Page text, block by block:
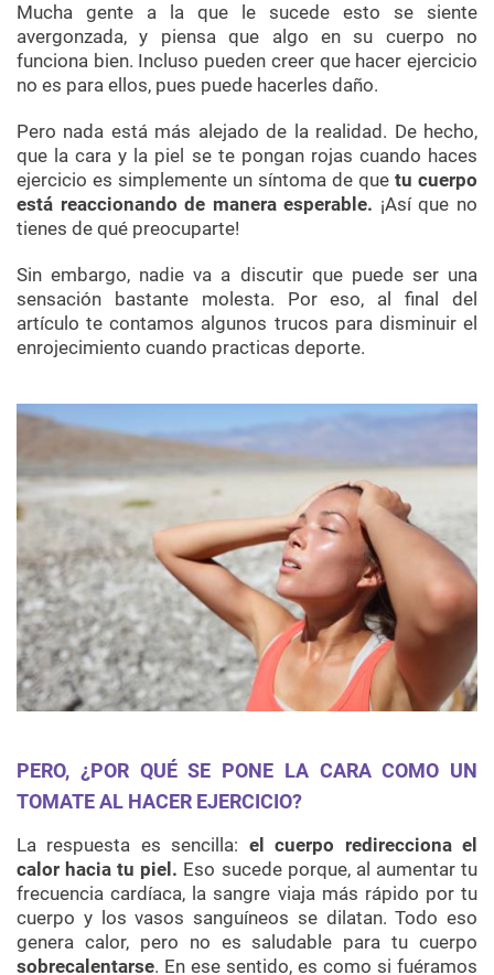
Mucha gente a la que le sucede esto se siente
avergonzada, y piensa que algo en su cuerpo no
funciona bien. Incluso pueden creer que hacer ejercicio
no es para ellos, pues puede hacerles daño.
Pero nada está más alejado de la realidad. De hecho,
que la cara y la piel se te pongan rojas cuando haces
ejercicio es simplemente un síntoma de que tu cuerpo
está reaccionando de manera esperable. ¡Así que no
tienes de qué preocuparte!
Sin embargo, nadie va a discutir que puede ser una
sensación bastante molesta. Por eso, al final del
artículo te contamos algunos trucos para disminuir el
enrojecimiento cuando practicas deporte.
PERO, ¿POR QUÉ SE PONE LA CARA COMO UN
TOMATE AL HACER EJERCICIO?
La respuesta es sencilla: el cuerpo redirecciona el
calor hacia tu piel. Eso sucede porque, al aumentar tu
frecuencia cardíaca, la sangre viaja más rápido por tu
cuerpo y los vasos sanguíneos se dilatan. Todo eso
genera calor, pero no es saludable para tu cuerpo
sobrecalentarse. En ese sentido, es como si fuéramos